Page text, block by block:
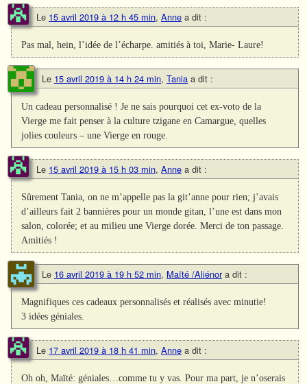
Le 15 avril 2019 à 12 h 45 min, Anne a dit :
Pas mal, hein, l’idée de l’écharpe. amitiés à toi, Marie- Laure!
Le 15 avril 2019 à 14 h 24 min, Tania a dit :
Un cadeau personnalisé ! Je ne sais pourquoi cet ex-voto de la
Vierge me fait penser à la culture tzigane en Camargue, quelles
jolies couleurs – une Vierge en rouge.
Le 15 avril 2019 à 15 h 03 min, Anne a dit :
Sûrement Tania, on ne m’appelle pas la git’anne pour rien; j’avais
d’ailleurs fait 2 bannières pour un monde gitan, l’une est dans mon
salon, colorée; et au milieu une Vierge dorée. Merci de ton passage.
Amitiés !
Le 16 avril 2019 à 19 h 52 min, Maïté /Aliénor a dit :
Magnifiques ces cadeaux personnalisés et réalisés avec minutie!
3 idées géniales.
Le 17 avril 2019 à 18 h 41 min, Anne a dit :
Oh oh, Maïté: géniales…comme tu y vas. Pour ma part, je n’oserais